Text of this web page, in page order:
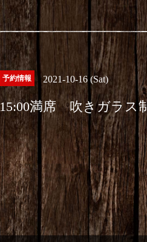
予約情報 2021-10-16 (Sat)
15:00満席 吹きガラス